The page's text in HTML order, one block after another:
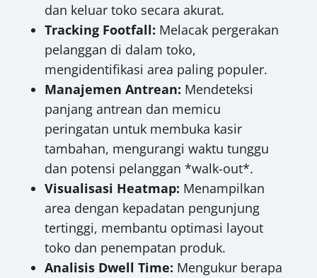
dan keluar toko secara akurat.
Tracking Footfall: Melacak pergerakan
pelanggan di dalam toko,
mengidentifikasi area paling populer.
Manajemen Antrean: Mendeteksi
panjang antrean dan memicu
peringatan untuk membuka kasir
tambahan, mengurangi waktu tunggu
dan potensi pelanggan *walk-out*.
Visualisasi Heatmap: Menampilkan
area dengan kepadatan pengunjung
tertinggi, membantu optimasi layout
toko dan penempatan produk.
Analisis Dwell Time: Mengukur berapa